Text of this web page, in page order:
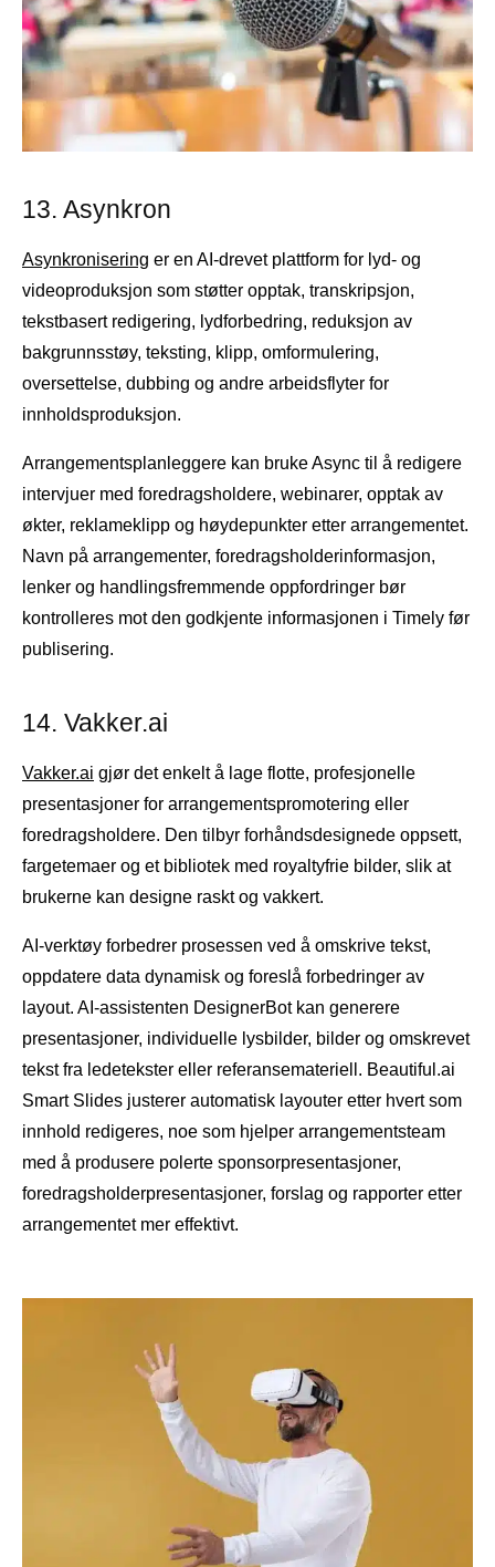
13. Asynkron
Asynkronisering er en AI-drevet plattform for lyd- og
videoproduksjon som støtter opptak, transkripsjon,
tekstbasert redigering, lydforbedring, reduksjon av
bakgrunnsstøy, teksting, klipp, omformulering,
oversettelse, dubbing og andre arbeidsflyter for
innholdsproduksjon.
Arrangementsplanleggere kan bruke Async til å redigere
intervjuer med foredragsholdere, webinarer, opptak av
økter, reklameklipp og høydepunkter etter arrangementet.
Navn på arrangementer, foredragsholderinformasjon,
lenker og handlingsfremmende oppfordringer bør
kontrolleres mot den godkjente informasjonen i Timely før
publisering.
14. Vakker.ai
Vakker.ai gjør det enkelt å lage flotte, profesjonelle
presentasjoner for arrangementspromotering eller
foredragsholdere. Den tilbyr forhåndsdesignede oppsett,
fargetemaer og et bibliotek med royaltyfrie bilder, slik at
brukerne kan designe raskt og vakkert.
AI-verktøy forbedrer prosessen ved å omskrive tekst,
oppdatere data dynamisk og foreslå forbedringer av
layout. AI-assistenten DesignerBot kan generere
presentasjoner, individuelle lysbilder, bilder og omskrevet
tekst fra ledetekster eller referansemateriell. Beautiful.ai
Smart Slides justerer automatisk layouter etter hvert som
innhold redigeres, noe som hjelper arrangementsteam
med å produsere polerte sponsorpresentasjoner,
foredragsholderpresentasjoner, forslag og rapporter etter
arrangementet mer effektivt.